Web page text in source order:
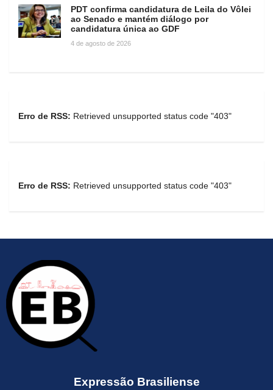
PDT confirma candidatura de Leila do Vôlei
ao Senado e mantém diálogo por
candidatura única ao GDF
4 de agosto de 2026
Erro de RSS: Retrieved unsupported status code "403"
Erro de RSS: Retrieved unsupported status code "403"
Expressão Brasiliense